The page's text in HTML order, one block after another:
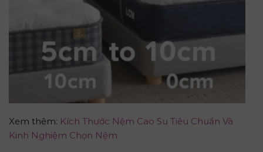
Xem thêm: Kích Thước Nệm Cao Su Tiêu Chuẩn Và
Kinh Nghiệm Chọn Nệm